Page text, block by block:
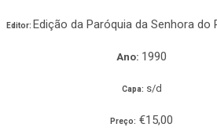
Editor: Edição da Paróquia da Senhora do
Ano: 1990
Capa: s/d
Preço: €15,00